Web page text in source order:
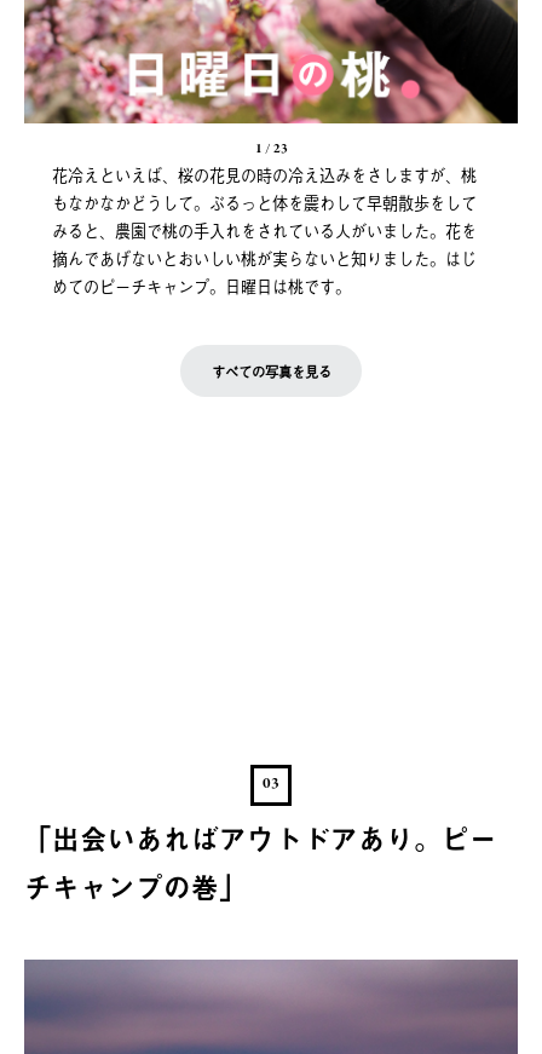
1/23
花冷えといえば、桜の花見の時の冷え込みをさしますが、桃
もなかなかどうして。ぶるっと体を震わして早朝散歩をして
みると、農園で桃の手入れをされている人がいました。花を
摘んであげないとおいしい桃が実らないと知りました。はじ
めてのピーチキャンプ。日曜日は桃です。
すべての写真を見る
03
「出会いあればアウトドアあり。ピー
チキャンプの巻」